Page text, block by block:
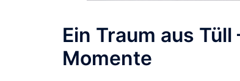
Ein Traum aus
Momente